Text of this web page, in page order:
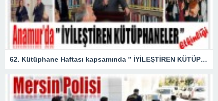
62. Kütüphane Haftası kapsamında ” İYİLEŞTİREN KÜTÜPHANELER ” etkinliği düzenlendi.